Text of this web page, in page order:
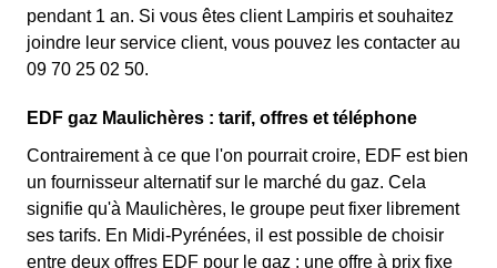
pendant 1 an. Si vous êtes client Lampiris et souhaitez
joindre leur service client, vous pouvez les contacter au
09 70 25 02 50.
EDF gaz Maulichères : tarif, offres et téléphone
Contrairement à ce que l'on pourrait croire, EDF est bien
un fournisseur alternatif sur le marché du gaz. Cela
signifie qu'à Maulichères, le groupe peut fixer librement
ses tarifs. En Midi-Pyrénées, il est possible de choisir
entre deux offres EDF pour le gaz : une offre à prix fixe